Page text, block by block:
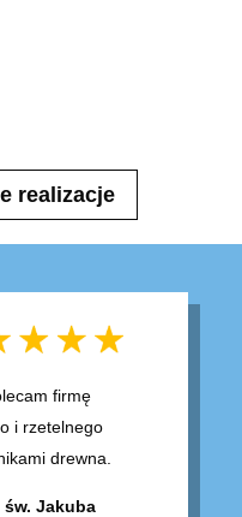
realizacje
firmę
i rzetelnego
drewna.
św. Jakuba